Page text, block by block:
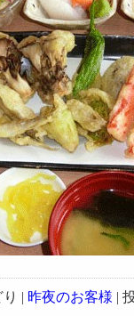
| 昨夜のお客様 |